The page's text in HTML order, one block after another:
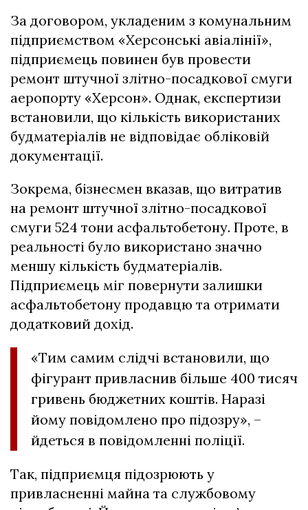
За договором, укладеним з комунальним
підприємством «Херсонські авіалінії»,
підприємець повинен був провести
ремонт штучної злітно-посадкової смуги
аеропорту «Херсон». Однак, експертизи
встановили, що кількість використаних
будматеріалів не відповідає обліковій
документації.
Зокрема, бізнесмен вказав, що витратив
на ремонт штучної злітно-посадкової
смуги 524 тони асфальтобетону. Проте, в
реальності було використано значно
меншу кількість будматеріалів.
Підприємець міг повернути залишки
асфальтобетону продавцю та отримати
додатковий дохід.
«Тим самим слідчі встановили, що
фігурант привласнив більше 400 тисяч
гривень бюджетних коштів. Наразі
йому повідомлено про підозру», –
йдеться в повідомленні поліції.
Так, підприємця підозрюють у
привласненні майна та службовому